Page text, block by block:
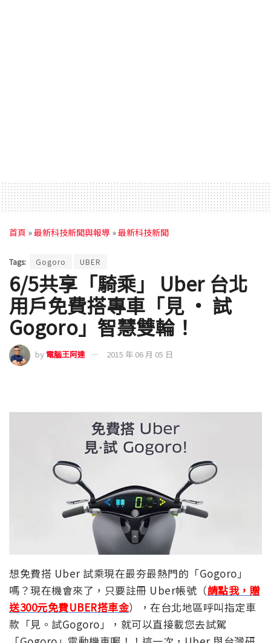
首頁 »最新科技新聞與報導 »最新科技新聞
Tags: Gogoro UBER
6/5共享「騎乘」 Uber 台北
用戶免費搭專車「見 · 試
Gogoro」智慧雙輪！
by 電腦王阿達 2015 年 06 月 05 日
想免費搭 Uber 試乘現在最夯最熱門的「Gogoro」
嗎？現在機會來了，只要註冊 Uber帳號（請點我，贈
送300元免費UBER搭車金），在台北地區呼叫指定車
款「見。試Gogoro」，就可以直接載您去試駕